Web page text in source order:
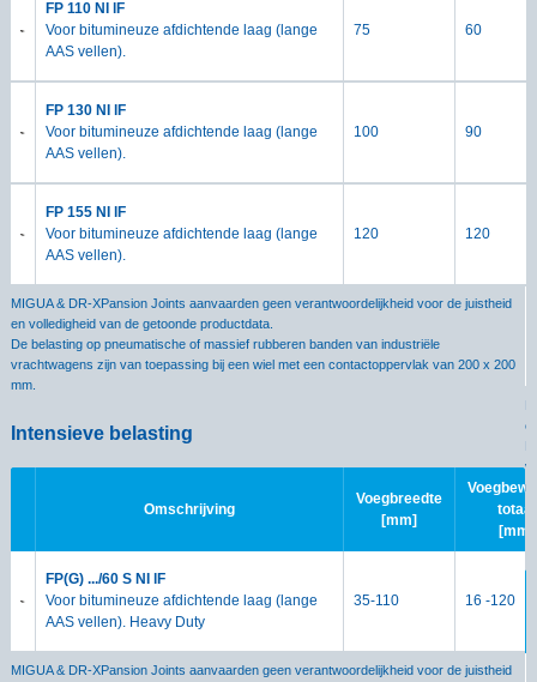
FP 110 NI lF
Voor bitumineuze afdichtende laag (lange
AAS vellen).
75 60
FP 130 NI lF
Voor bitumineuze afdichtende laag (lange
AAS vellen).
100 90
FP 155 NI lF
Voor bitumineuze afdichtende laag (lange
AAS vellen).
120 120
MIGUA & DR-XPansion Joints aanvaarden geen verantwoordelijkheid voor de juistheid
en volledigheid van de getoonde productdata.
De belasting op pneumatische of massief rubberen banden van industriële
vrachtwagens zijn van toepassing bij een wiel met een contactoppervlak van 200 x 200
mm.
Intensieve belasting
Omschrijving
Voegbreedte
[mm]
totaal
[mm]
FP(G) .../60 S NI lF
Voor bitumineuze afdichtende laag (lange
AAS vellen). Heavy Duty
35-110 16 -120
MIGUA & DR-XPansion Joints aanvaarden geen verantwoordelijkheid voor de juistheid